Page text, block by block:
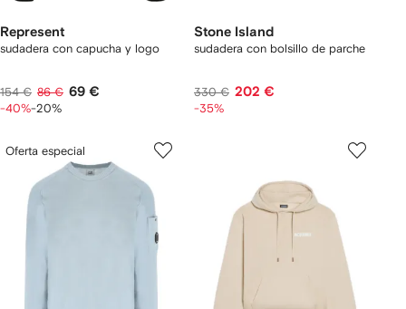
Represent
sudadera con capucha y logo
154 € 86 € 69 €
-40%-20%
Stone Island
sudadera con bolsillo de parche
330 € 202 €
-35%
Oferta especial